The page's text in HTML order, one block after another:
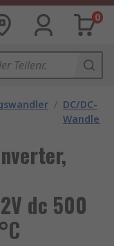
0
/ DC/DC-
Wandler
dc 500